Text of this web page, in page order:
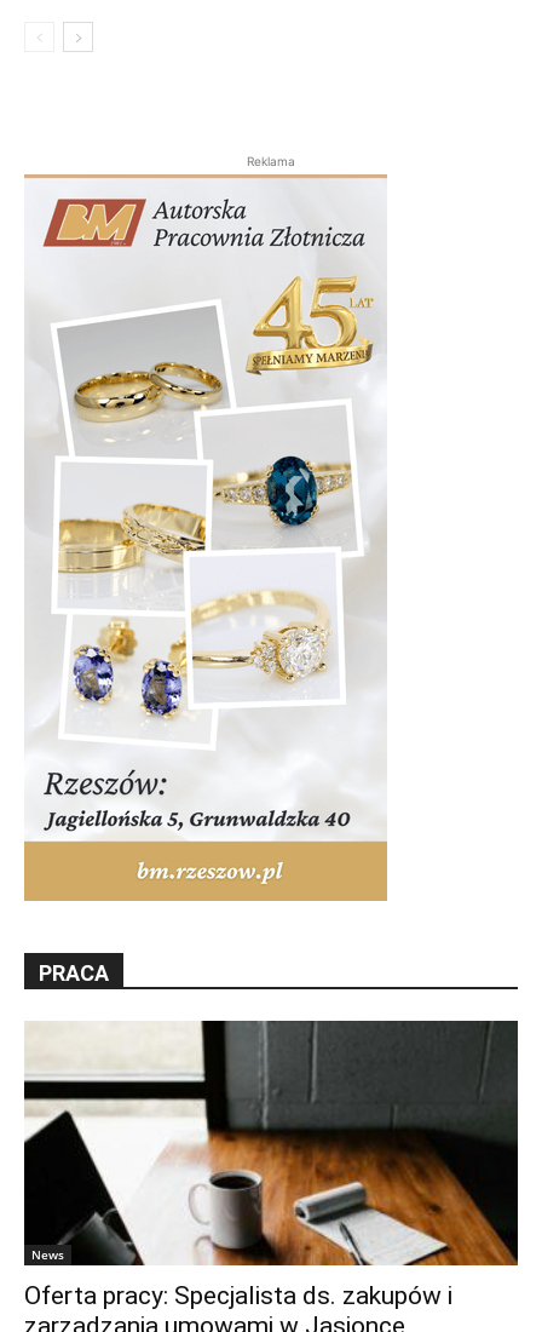
Reklama
PRACA
News
Oferta pracy: Specjalista ds. zakupów i
zarządzania umowami w Jasionce